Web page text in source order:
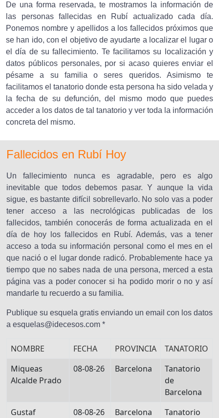
De una forma reservada, te mostramos la información de
las personas fallecidas en Rubí actualizado cada día.
Ponemos nombre y apellidos a los fallecidos próximos que
se han ido, con el objetivo de ayudarte a localizar el lugar o
el día de su fallecimiento. Te facilitamos su localización y
datos públicos personales, por si acaso quieres enviar el
pésame a su familia o seres queridos. Asimismo te
facilitamos el tanatorio donde esta persona ha sido velada y
la fecha de su defunción, del mismo modo que puedes
acceder a los datos de tal tanatorio y ver toda la información
concreta del mismo.
Fallecidos en Rubí Hoy
Un fallecimiento nunca es agradable, pero es algo
inevitable que todos debemos pasar. Y aunque la vida
sigue, es bastante difícil sobrellevarlo. No solo vas a poder
tener acceso a las necrológicas publicadas de los
fallecidos, también conocerás de forma actualizada en el
día de hoy los fallecidos en Rubí. Además, vas a tener
acceso a toda su información personal como el mes en el
que nació o el lugar donde radicó. Probablemente hace ya
tiempo que no sabes nada de una persona, merced a esta
página vas a poder conocer si ha podido morir o no y así
mandarle tu recuerdo a su familia.
Publique su esquela gratis enviando un email con los datos
a esquelas@idecesos.com *
NOMBRE FECHA PROVINCIA
TANATORIO
Miqueas
Alcalde Prado
08-08-26 Barcelona
Tanatorio
de
Barcelona
Gustaf
08-08-26 Barcelona
Tanatorio